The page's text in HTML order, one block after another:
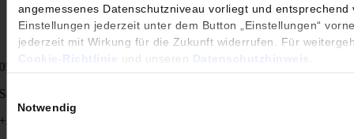
angemessenes Datenschutzniveau vorliegt und
Einstellungen jederzeit unter dem Button „Einstellungen“
jederzeit mit Wirkung für die Zukunft widerrufen. Für
Cookie-Richtlinie
und unseren Datenschutzhinweis
Notwendig
Global Opportunities A
%